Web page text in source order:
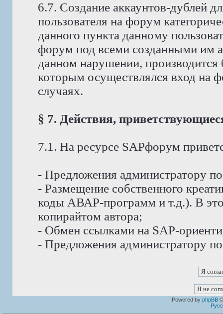
6.7. Создание аккаунтов-дублей
пользователя на форум
данного пункта данному
форум под всеми созданными им
данном нарушении, производится
которым осуществлялся вход на
случаях.
§ 7. Действия,
7.1. На ресурсе SAPфорум
- Предложения администратору
- Размещение собственного
коды АВАР-программ и т.д.). В
копирайтом автора;
- Обмен ссылками на SAP-
- Предложения администратору
Powered by phpBB